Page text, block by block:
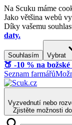
Na Scuku máme
Jako většina webů
Díky vašemu
daty.
Souhlasím Vybrat
🍑​ -10 % na
Seznam farmářů
Vyzvednutí nebo
Zjistěte možnosti